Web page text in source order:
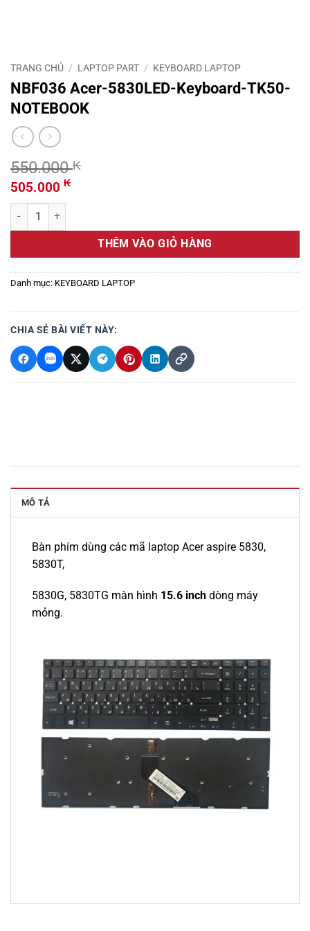
TRANG CHỦ / LAPTOP PART / KEYBOARD LAPTOP
NBF036 Acer-5830LED-Keyboard-TK50-
NOTEBOOK
550.000₭
Giá
gốc
là:
550.000 ₭.
505.000 ₭Giá
là:
505.000 ₭.
NBF036 Acer-5830LED-Keyboard-TK50-NOTEBOOK số lượng
THÊM VÀO GIỎ HÀNG
Danh mục: KEYBOARD LAPTOP
CHIA SẺ BÀI VIẾT NÀY:
MÔ TẢ
Bàn phím dùng các mã laptop Acer aspire 5830,
5830T,
5830G, 5830TG màn hình 15.6 inch dòng máy
mỏng.